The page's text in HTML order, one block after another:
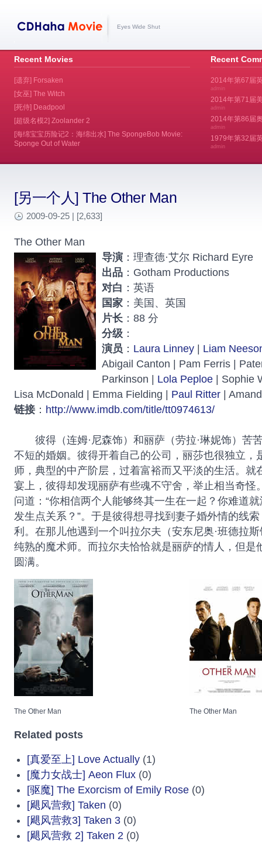
Eyes Wide Shut
Recent
2014年第67届
admin
2014年第71届
admin
2014年第86届
admin
1979年第32届
admin
[另一个人] The Other Man
2009-09-25 | [2,633]
The Other Man
导演 ：理查德·艾尔 Richard Eyre
出品 ：Gotham Productions
对白 ：英语
国家 ：美国、英国
片长 ：88 分
分级 ：
演员 ： Laura Linney
Liam
Abigail Canton | Pam Ferris |
Parkinson | Lola Peploe | Sophie
Lisa McDonald | Emma Fielding | Paul Ritter |
链接 ： http://www.imdb.com/title/tt0974613/
彼得（连姆·尼森饰）和丽萨（劳拉·琳妮饰）苦
不短的婚姻。彼得开着自己的公司，丽莎也很独立，
师，典型的中产阶层，过着富裕而又平淡的生活。就
宴上，彼得却发现丽萨有些魂不守舍，举止相当奇怪
问道：“你相信两个人能够终其一生在一起？你难道
发生点关系？”。于是彼得想寻找到妻子婚外情的线
利。在那儿他遇到一个叫拉尔夫（安东尼奥·班德拉
纯熟的魔术师。而拉尔夫恰恰就是丽萨的情人，但是
圆满。
The Other Man The Other Man
Related posts
[真爱至上] Love Actually (1)
[魔力女战士] Aeon Flux (0)
[驱魔] The Exorcism of Emily Rose (0)
[飓风营救] Taken (0)
[飓风营救3] Taken 3 (0)
[飓风营救 2] Taken 2 (0)
Recent Movies
[遗弃] Forsaken
[女巫] The Witch
[死侍] Deadpool
[超级名模2] Zoolander 2
[海绵宝宝历险记2：海绵出水] The SpongeBob Movie:
Sponge Out of Water